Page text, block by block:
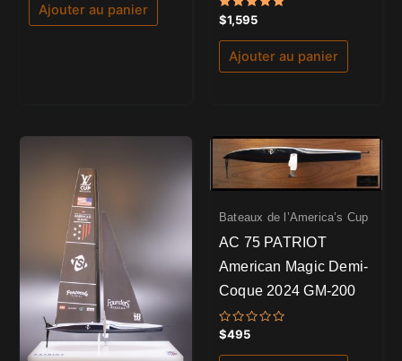
Ajouter au panier
Note
5.00
sur 5
$1,595
Ajouter au panier
Bateaux de l’America’s Cup
AC 75 PATRIOT
American Magic Demi-
Coque 2024 GM-200
Note
0
sur
$495